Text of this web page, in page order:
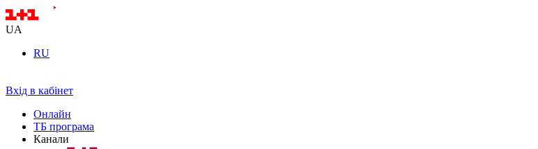
UA
RU
Вхід в кабінет
Онлайн
ТБ програма
Канали